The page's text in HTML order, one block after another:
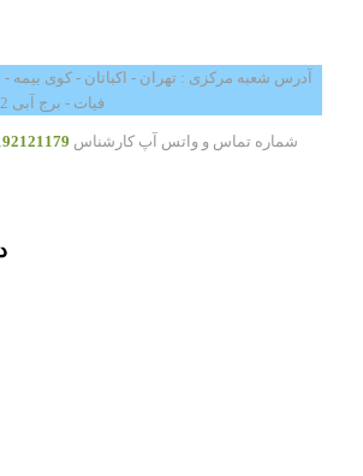
آدرس شعبه مرکزی : تهران - اکباتان - کوی بیمه
فیات - برج آبی 2 - طبقه سوم - واحد 6
شماره تماس و واتس آپ کارشناس